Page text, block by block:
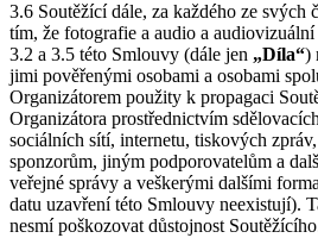
3.6 Soutěžící dále, za každého ze svých
tím, že fotografie a audio a
3.2 a 3.5 této Smlouvy (dále jen „Díla“)
jimi pověřenými osobami a osobami
Organizátorem použity k propagaci
Organizátora prostřednictvím
sociálních sítí, internetu, tiskových
sponzorům, jiným podporovatelům a
veřejné správy a veškerými dalšími
datu uzavření této Smlouvy neexistují).
nesmí poškozovat důstojnost